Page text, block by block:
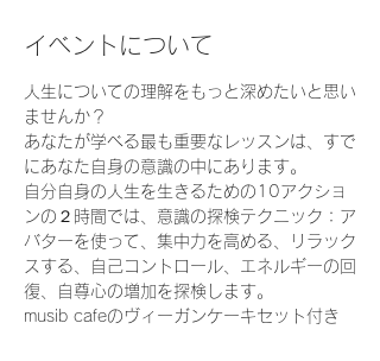
イベントについて
人生についての理解をもっと深めたいと思い
ませんか？
あなたが学べる最も重要なレッスンは、すで
にあなた自身の意識の中にあります。
自分自身の人生を生きるための10アクショ
ンの２時間では、意識の探検テクニック：ア
バターを使って、集中力を高める、リラック
スする、自己コントロール、エネルギーの回
復、自尊心の増加を探検します。
musib cafeのヴィーガンケーキセット付き